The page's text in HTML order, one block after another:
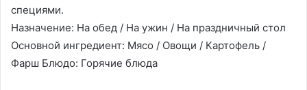
специями.
Назначение: На обед / На ужин / На праздничный стол
Основной ингредиент: Мясо / Овощи / Картофель /
Фарш Блюдо: Горячие блюда